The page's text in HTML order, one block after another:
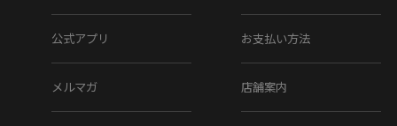
ドが高く、ラスト、色入れ、エレガントなデザイン性など、細部に至
るまで職人の拘りが詰まっています。
公式アプリ
メルマガ
お支払い方法
店舗案内